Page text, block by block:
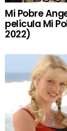
Mi Pobre
película Mi
2022)